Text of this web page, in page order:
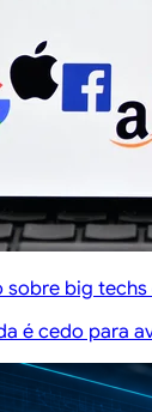
sobre big
é cedo para